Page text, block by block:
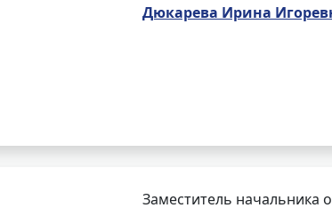
Дюкарева Ирина
Заместитель начальника